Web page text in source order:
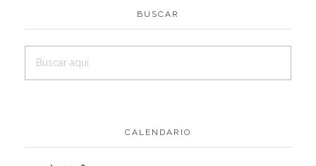
BUSCAR
CALENDARIO